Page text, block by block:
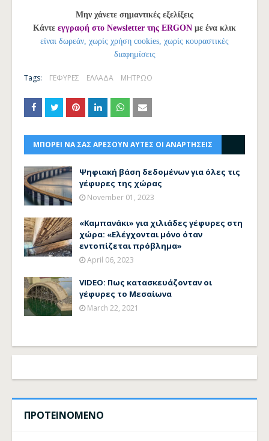
Μην χάνετε σημαντικές εξελίξεις
Κάντε εγγραφή στο Newsletter της ERGON με ένα κλικ
είναι δωρεάν, χωρίς χρήση cookies, χωρίς κουραστικές
διαφημίσεις
Tags: ΓΕΦΥΡΕΣ ΕΛΛΑΔΑ ΜΗΤΡΩΟ
ΜΠΟΡΕΙ ΝΑ ΣΑΣ ΑΡΕΣΟΥΝ ΑΥΤΕΣ ΟΙ ΑΝΑΡΤΗΣΕΙΣ
Ψηφιακή βάση δεδομένων για όλες τις
γέφυρες της χώρας
November 01, 2023
«Καμπανάκι» για χιλιάδες γέφυρες στη
χώρα: «Ελέγχονται μόνο όταν
εντοπίζεται πρόβλημα»
April 06, 2023
VIDEO: Πως κατασκευάζονταν οι
γέφυρες το Μεσαίωνα
March 22, 2021
ΠΡΟΤΕΙΝΟΜΕΝΟ